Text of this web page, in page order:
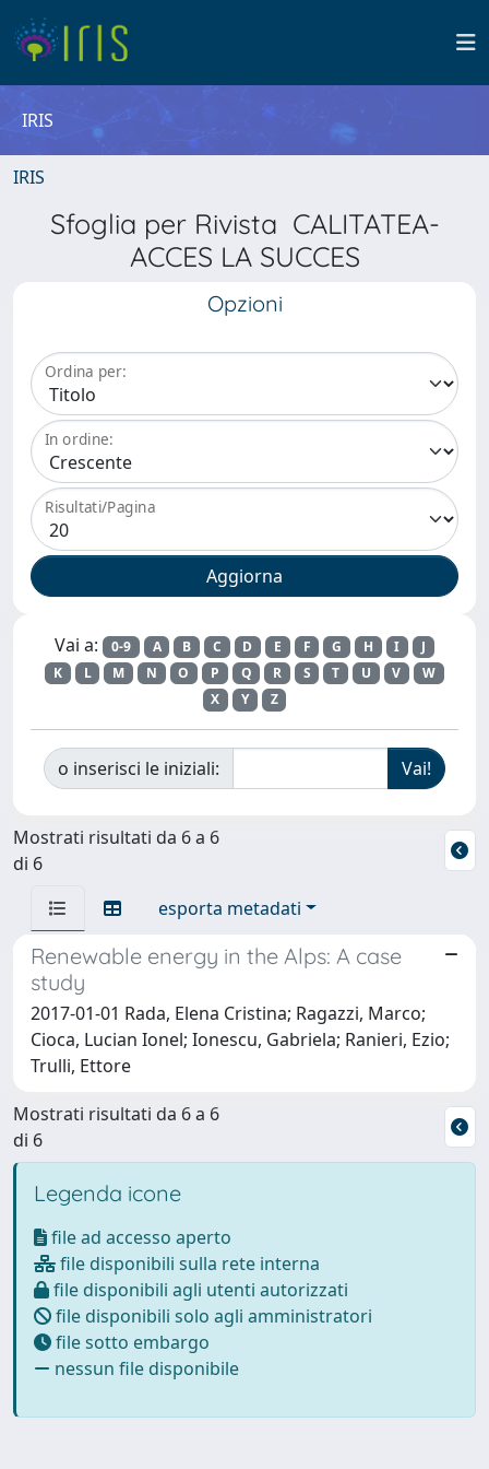
IRIS
IRIS
Sfoglia per Rivista CALITATEA-
ACCES LA SUCCES
Opzioni
Ordina per:
In ordine:
Risultati/Pagina
Vai a: 0-9 A B C D E F G H I
J
K
L M N O P Q R S T U V
W
X
Y Z
o inserisci le iniziali:
Mostrati risultati da 6 a 6
di 6
esporta metadati
Renewable energy in the Alps: A case
study
2017-01-01 Rada, Elena Cristina; Ragazzi, Marco;
Cioca, Lucian Ionel; Ionescu, Gabriela; Ranieri, Ezio;
Trulli, Ettore
Mostrati risultati da 6 a 6
di 6
Legenda icone
file ad accesso aperto
file disponibili sulla rete interna
file disponibili agli utenti autorizzati
file disponibili solo agli amministratori
file sotto embargo
nessun file disponibile